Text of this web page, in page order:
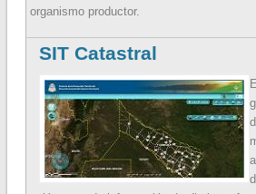
organismo productor.
SIT Catastral